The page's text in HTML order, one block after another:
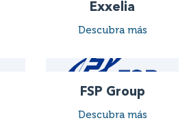
Exxelia
Descubra más
FSP Group
Descubra más